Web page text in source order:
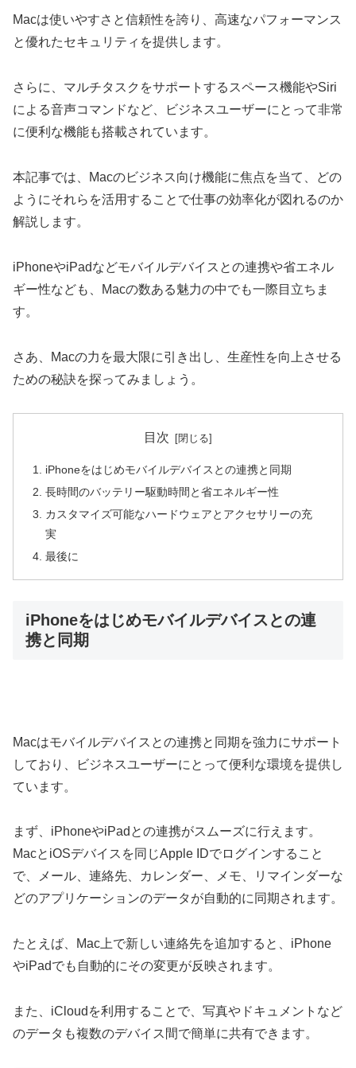
Macは使いやすさと信頼性を誇り、高速なパフォーマンス
と優れたセキュリティを提供します。
さらに、マルチタスクをサポートするスペース機能やSiri
による音声コマンドなど、ビジネスユーザーにとって非常
に便利な機能も搭載されています。
本記事では、Macのビジネス向け機能に焦点を当て、どの
ようにそれらを活用することで仕事の効率化が図れるのか
解説します。
iPhoneやiPadなどモバイルデバイスとの連携や省エネル
ギー性なども、Macの数ある魅力の中でも一際目立ちま
す。
さあ、Macの力を最大限に引き出し、生産性を向上させる
ための秘訣を探ってみましょう。
目次
iPhoneをはじめモバイルデバイスとの連携と同期
長時間のバッテリー駆動時間と省エネルギー性
カスタマイズ可能なハードウェアとアクセサリーの充
実
最後に
iPhoneをはじめモバイルデバイスとの連
携と同期
Macはモバイルデバイスとの連携と同期を強力にサポート
しており、ビジネスユーザーにとって便利な環境を提供し
ています。
まず、iPhoneやiPadとの連携がスムーズに行えます。
MacとiOSデバイスを同じApple IDでログインすること
で、メール、連絡先、カレンダー、メモ、リマインダーな
どのアプリケーションのデータが自動的に同期されます。
たとえば、Mac上で新しい連絡先を追加すると、iPhone
やiPadでも自動的にその変更が反映されます。
また、iCloudを利用することで、写真やドキュメントなど
のデータも複数のデバイス間で簡単に共有できます。